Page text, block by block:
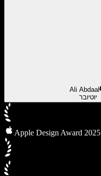
Ali Abdaal
יוטיובר
Apple Design Award 2025